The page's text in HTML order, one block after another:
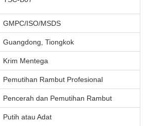
GMPC/ISO/MSDS
Guangdong, Tiongkok
Krim Mentega
Pemutihan Rambut Profesional
Pencerah dan Pemutihan Rambut
Putih atau Adat